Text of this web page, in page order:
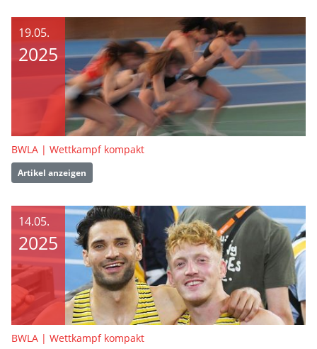
19.05.
2025
BWLA | Wettkampf kompakt
Artikel anzeigen
14.05.
2025
BWLA | Wettkampf kompakt